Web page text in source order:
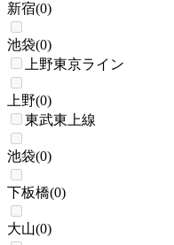
新宿(0)
池袋(0)
上野東京ライン
上野(0)
東武東上線
池袋(0)
下板橋(0)
大山(0)